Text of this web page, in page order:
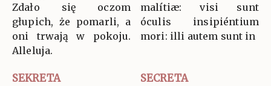
Zdało się oczom
głupich, że pomarli, a
oni trwają w pokoju.
Alleluja.
malítiæ: visi sunt
óculis insipiéntium
mori: illi autem sunt in
SEKRETA SECRETA